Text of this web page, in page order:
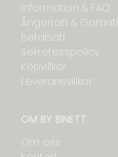
Information & FAQ
Ångerrätt & Garanti
Betalsätt
Sekretesspolicy
Köpvillkor
Leveransvillkor
OM BY BINETT
Om oss